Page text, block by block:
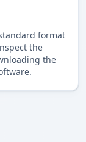
format
the
the